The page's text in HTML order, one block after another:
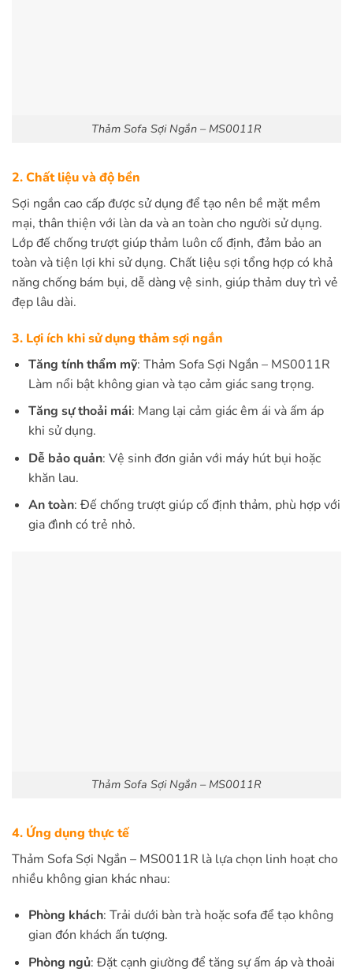
Thảm Sofa Sợi Ngắn – MS0011R
2. Chất liệu và độ bền
Sợi ngắn cao cấp được sử dụng để tạo nên bề mặt mềm
mại, thân thiện với làn da và an toàn cho người sử dụng.
Lớp đế chống trượt giúp thảm luôn cố định, đảm bảo an
toàn và tiện lợi khi sử dụng. Chất liệu sợi tổng hợp có khả
năng chống bám bụi, dễ dàng vệ sinh, giúp thảm duy trì vẻ
đẹp lâu dài.
3. Lợi ích khi sử dụng thảm sợi ngắn
Tăng tính thẩm mỹ: Thảm Sofa Sợi Ngắn – MS0011R
Làm nổi bật không gian và tạo cảm giác sang trọng.
Tăng sự thoải mái: Mang lại cảm giác êm ái và ấm áp
khi sử dụng.
Dễ bảo quản: Vệ sinh đơn giản với máy hút bụi hoặc
khăn lau.
An toàn: Đế chống trượt giúp cố định thảm, phù hợp với
gia đình có trẻ nhỏ.
Thảm Sofa Sợi Ngắn – MS0011R
4. Ứng dụng thực tế
Thảm Sofa Sợi Ngắn – MS0011R là lựa chọn linh hoạt cho
nhiều không gian khác nhau:
Phòng khách: Trải dưới bàn trà hoặc sofa để tạo không
gian đón khách ấn tượng.
Phòng ngủ: Đặt cạnh giường để tăng sự ấm áp và thoải